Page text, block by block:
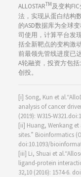
ALLOSTARTM及变构
法，实现从蛋白结构
的ASD数据库为全球
司使用，计算平台发
括全新靶点的变构激
前最领先管线进度已
A轮融资，投资方包
创投。
[i] Song, Kun et
analysis of cancer
(2019): W315-
[ii] Huang, Wenkang
sites.” Bioinformatics
doi:10.1093/
[iii] Li, Shuai et
ligand-protein
32,10 (2016): 1574-6.